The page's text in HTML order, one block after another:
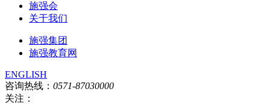
施强会
关于我们
施强集团
施强教育网
ENGLISH
咨询热线： 0571-87030000
关注：